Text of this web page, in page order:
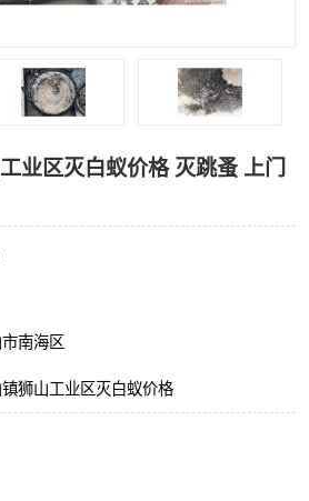
业区灭白蚁价格 灭跳蚤 上门
南海区
狮山工业区灭白蚁价格
灭杀害虫